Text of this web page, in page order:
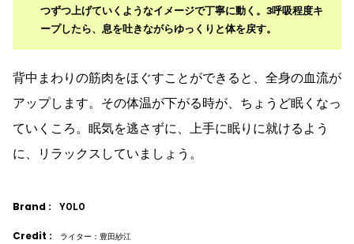
つずつ上げていくようなイメージで丁寧に動く。3呼吸程度キ
ープしたら、息を吐きながらゆっくりと体を戻す。
背中まわりの筋肉をほぐすことができると、全身の血流が
アップします。その体温が下がる時が、ちょうど眠くなっ
ていくころ。眠気を逃さずに、上手に眠りに就けるよう
に、リラックスしていましょう。
Brand : YOLO
Credit :
ライター：豊田紗江